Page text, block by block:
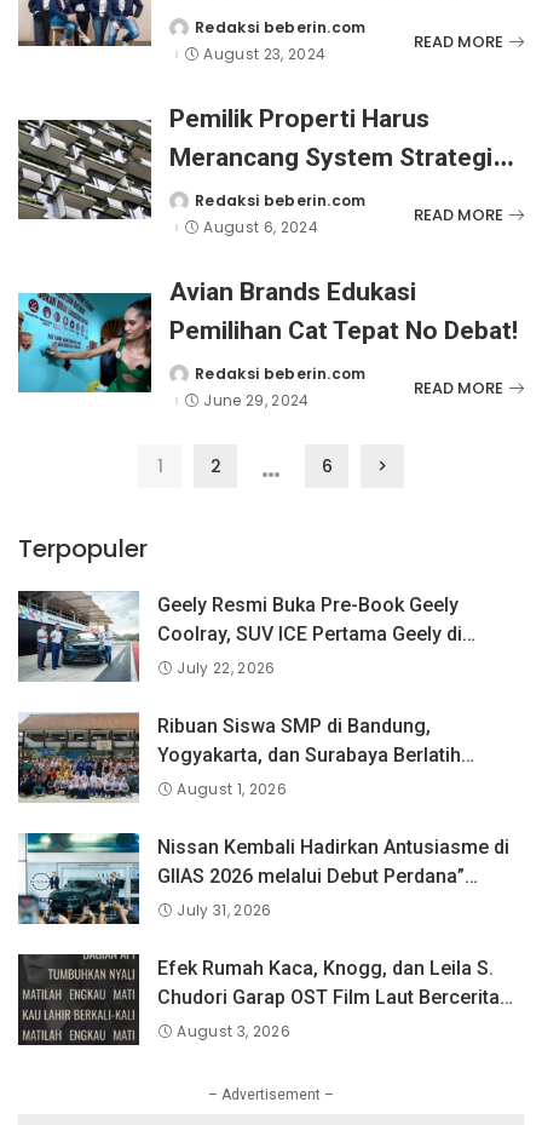
Ventures Berinvestasi di
Digital Classifieds Group
Posted
by
Redaksi beberin.com
August 23, 2024
READ MORE
Pemilik Properti Harus
Merancang System Strategi
Menarik Untuk
Mempertahankan
Posted
by
Redaksi beberin.com
August 6, 2024
READ MORE
Avian Brands Edukasi
Pemilihan Cat Tepat No Debat!
Posted
by
Redaksi beberin.com
June 29, 2024
READ MORE
1 2 … 6
Terpopuler
Geely Resmi Buka Pre-Book Geely
Coolray, SUV ICE Pertama Geely di
Indonesia yang Dipercaya Lebih dari 1,3
July 22, 2026
Ribuan Siswa SMP di Bandung,
Yogyakarta, dan Surabaya Berlatih
Langsung Bersama Atlet Voli Nasional di
Nation 2026.
August 1, 2026
Nissan Kembali Hadirkan Antusiasme di
GIIAS 2026 melalui Debut Perdana”
Fairlady Z di Indonesia”
July 31, 2026
Efek Rumah Kaca, Knogg, dan Leila S.
Chudori Garap OST Film Laut Bercerita
Berjudul Matilah Kau Mati
August 3, 2026
– Advertisement –